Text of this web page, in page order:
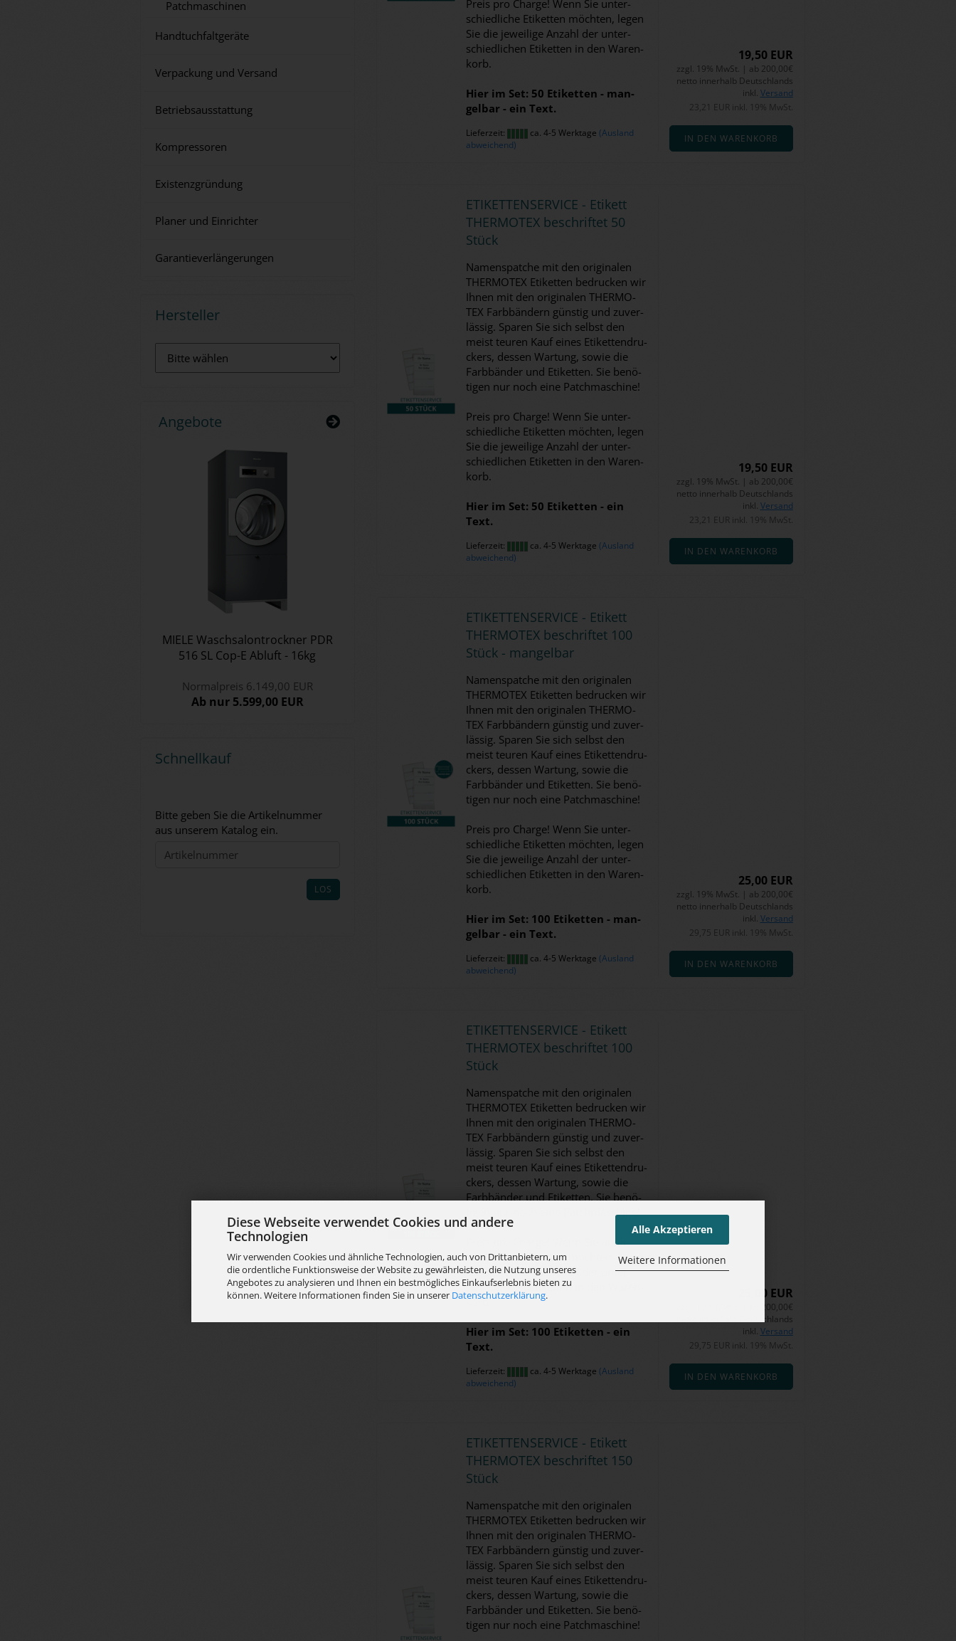
Diese Webseite verwendet Cookies und andere
Technologien
Wir verwenden Cookies und ähnliche Technologien, auch von Drittanbietern, um
die ordentliche Funktionsweise der Website zu gewährleisten, die Nutzung unseres
Angebotes zu analysieren und Ihnen ein bestmögliches Einkaufserlebnis bieten zu
können. Weitere Informationen finden Sie in unserer Datenschutzerklärung.
Alle Akzeptieren
Weitere Informationen
Preis pro Char­ge! Wenn Sie un­ter­
schied­li­che Eti­ket­ten möch­ten, legen
Sie die je­wei­li­ge An­zahl der un­ter­
schied­li­chen Eti­ket­ten in den Wa­ren­
korb.
Hier im Set: 50 Eti­ket­ten - man­
gel­bar - ein Text.
Lieferzeit: ca. 4-5 Werktage (Ausland
abweichend)
19,50 EUR
zzgl. 19% MwSt. | ab 200,00€
netto innerhalb Deutschlands
inkl. Versand
23,21 EUR inkl. 19% MwSt.
IN DEN WARENKORB
ETI­KET­TEN­SER­VICE - Eti­kett
THER­MO­TEX be­schrif­tet 50
Stück
Na­mens­patche mit den ori­gi­na­len
THER­MO­TEX Eti­ket­ten be­dru­cken wir
Ihnen mit den ori­gi­na­len THER­MO­
TEX Farb­bän­dern güns­tig und zu­ver­
läs­sig. Spa­ren Sie sich selbst den
meist teu­ren Kauf eines Eti­ket­ten­dru­
ckers, des­sen War­tung, sowie die
Farb­bän­der und Eti­ket­ten. Sie be­nö­
ti­gen nur noch eine Patch­ma­schi­ne!
Preis pro Char­ge! Wenn Sie un­ter­
schied­li­che Eti­ket­ten möch­ten, legen
Sie die je­wei­li­ge An­zahl der un­ter­
schied­li­chen Eti­ket­ten in den Wa­ren­
korb.
Hier im Set: 50 Eti­ket­ten - ein
Text.
Lieferzeit: ca. 4-5 Werktage (Ausland
abweichend)
19,50 EUR
zzgl. 19% MwSt. | ab 200,00€
netto innerhalb Deutschlands
inkl. Versand
23,21 EUR inkl. 19% MwSt.
IN DEN WARENKORB
ETI­KET­TEN­SER­VICE - Eti­kett
THER­MO­TEX be­schrif­tet 100
Stück - man­gel­bar
Na­mens­patche mit den ori­gi­na­len
THER­MO­TEX Eti­ket­ten be­dru­cken wir
Ihnen mit den ori­gi­na­len THER­MO­
TEX Farb­bän­dern güns­tig und zu­ver­
läs­sig. Spa­ren Sie sich selbst den
meist teu­ren Kauf eines Eti­ket­ten­dru­
ckers, des­sen War­tung, sowie die
Farb­bän­der und Eti­ket­ten. Sie be­nö­
ti­gen nur noch eine Patch­ma­schi­ne!
Preis pro Char­ge! Wenn Sie un­ter­
schied­li­che Eti­ket­ten möch­ten, legen
Sie die je­wei­li­ge An­zahl der un­ter­
schied­li­chen Eti­ket­ten in den Wa­ren­
korb.
Hier im Set: 100 Eti­ket­ten - man­
gel­bar - ein Text.
Lieferzeit: ca. 4-5 Werktage (Ausland
abweichend)
25,00 EUR
zzgl. 19% MwSt. | ab 200,00€
netto innerhalb Deutschlands
inkl. Versand
29,75 EUR inkl. 19% MwSt.
IN DEN WARENKORB
ETI­KET­TEN­SER­VICE - Eti­kett
THER­MO­TEX be­schrif­tet 100
Stück
Na­mens­patche mit den ori­gi­na­len
THER­MO­TEX Eti­ket­ten be­dru­cken wir
Ihnen mit den ori­gi­na­len THER­MO­
TEX Farb­bän­dern güns­tig und zu­ver­
läs­sig. Spa­ren Sie sich selbst den
meist teu­ren Kauf eines Eti­ket­ten­dru­
ckers, des­sen War­tung, sowie die
Farb­bän­der und Eti­ket­ten. Sie be­nö­
ti­gen nur noch eine Patch­ma­schi­ne!
Preis pro Char­ge! Wenn Sie un­ter­
schied­li­che Eti­ket­ten möch­ten, legen
Sie die je­wei­li­ge An­zahl der un­ter­
schied­li­chen Eti­ket­ten in den Wa­ren­
korb.
Hier im Set: 100 Eti­ket­ten - ein
Text.
Lieferzeit: ca. 4-5 Werktage (Ausland
abweichend)
25,00 EUR
zzgl. 19% MwSt. | ab 200,00€
netto innerhalb Deutschlands
inkl. Versand
29,75 EUR inkl. 19% MwSt.
IN DEN WARENKORB
ETI­KET­TEN­SER­VICE - Eti­kett
THER­MO­TEX be­schrif­tet 150
Stück
Na­mens­patche mit den ori­gi­na­len
THER­MO­TEX Eti­ket­ten be­dru­cken wir
Ihnen mit den ori­gi­na­len THER­MO­
TEX Farb­bän­dern güns­tig und zu­ver­
läs­sig. Spa­ren Sie sich selbst den
meist teu­ren Kauf eines Eti­ket­ten­dru­
ckers, des­sen War­tung, sowie die
Farb­bän­der und Eti­ket­ten. Sie be­nö­
ti­gen nur noch eine Patch­ma­schi­ne!
Patchmaschinen
Handtuchfaltgeräte
Verpackung und Versand
Betriebsausstattung
Kompressoren
Existenzgründung
Planer und Einrichter
Garantieverlängerungen
Hersteller
Angebote
MIELE Wasch­sa­l­on­trock­ner PDR
516 SL Cop-E Ab­luft - 16kg
Normalpreis 6.149,00 EUR
Ab nur 5.599,00 EUR
Schnellkauf
BITTE
GEBEN
DIE
Bitte geben Sie die Artikelnummer
aus unserem Katalog ein.
LOS